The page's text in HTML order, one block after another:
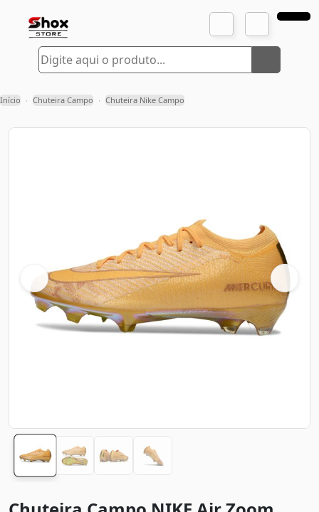
Início › Chuteira Campo › Chuteira Nike Campo